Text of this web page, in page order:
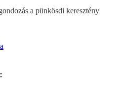
a pünkösdi keresztény